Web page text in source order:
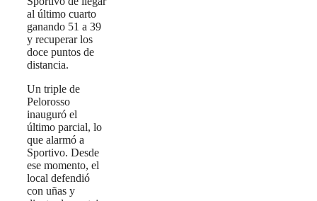
al último cuarto
ganando 51 a 39
y recuperar los
doce puntos de
distancia.
Un triple de
Pelorosso
inauguró el
último parcial, lo
que alarmó a
Sportivo. Desde
ese momento, el
local defendió
con uñas y